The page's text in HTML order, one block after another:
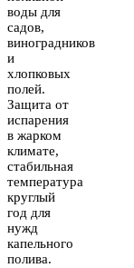
воды для
садов,
виноградников
и
хлопковых
полей.
Защита от
испарения
в жарком
климате,
стабильная
температура
круглый
год для
нужд
капельного
полива.